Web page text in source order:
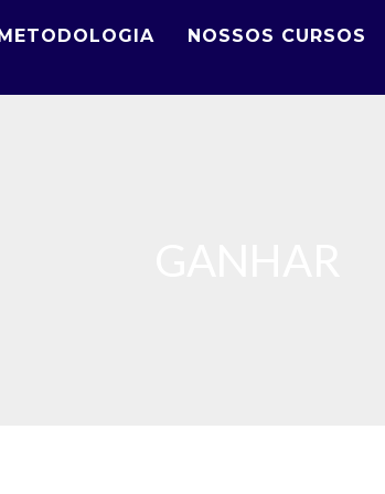
NOSSOS CURSOS